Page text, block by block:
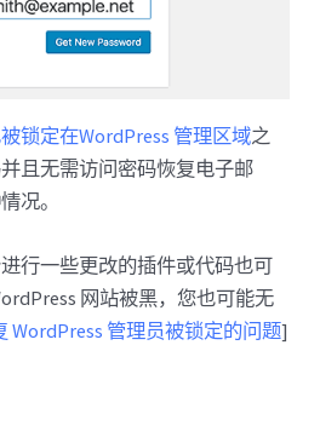
锁定在WordPress 管理区域之
且无需访问密码恢复电子邮
况。
行一些更改的插件或代码也可
网站被黑，您也可能无
WordPress 管理员被锁定的问题]